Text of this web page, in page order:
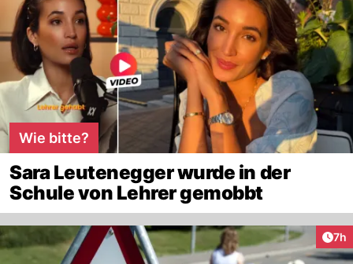
Wie bitte?
Sara Leutenegger wurde in der
Schule von Lehrer gemobbt
7h